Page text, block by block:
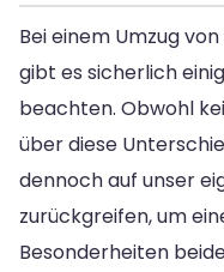
Bei einem Umzug
gibt es sicherlich
beachten. Obwohl
über diese
dennoch auf unser
zurückgreifen, um
Besonderheiten